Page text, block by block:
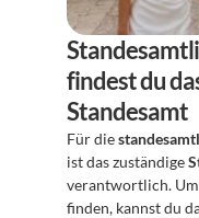
findest du
Standesamt
Für die
ist das zuständige
verantwortlich.
finden, kannst du